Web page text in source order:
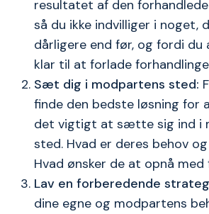
resultatet af den
så du ikke indvilliger i noget,
dårligere end før, og fordi
klar til at forlade
Sæt dig i modpartens sted:
finde den bedste løsning for
det vigtigt at sætte sig ind i
sted. Hvad er deres behov
Hvad ønsker de at opnå med
Lav en forberedende
dine egne og modpartens